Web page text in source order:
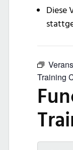
Diese
Training